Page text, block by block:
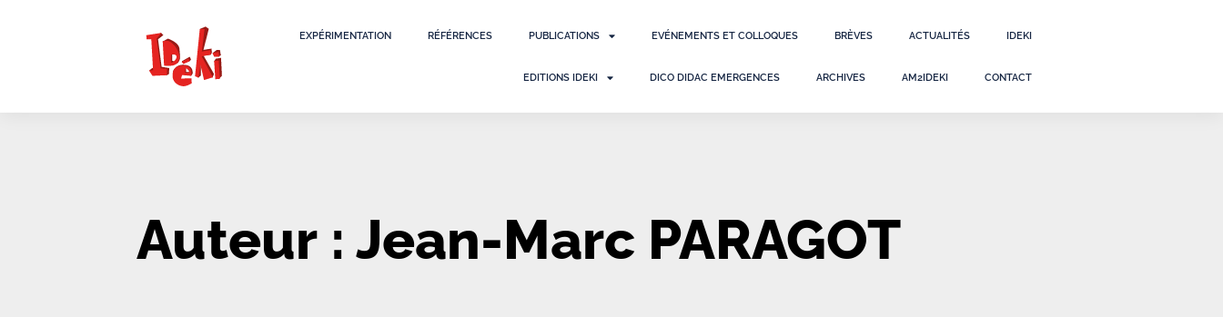
EXPÉRIMENTATION RÉFÉRENCES PUBLICATIONS EVÉNEMENTS ET COLLOQUES BRÈVES ACTUALITÉS IDEKI
EDITIONS IDEKI DICO DIDAC EMERGENCES ARCHIVES AM2IDEKI CONTACT
Auteur : Jean-Marc PARAGOT